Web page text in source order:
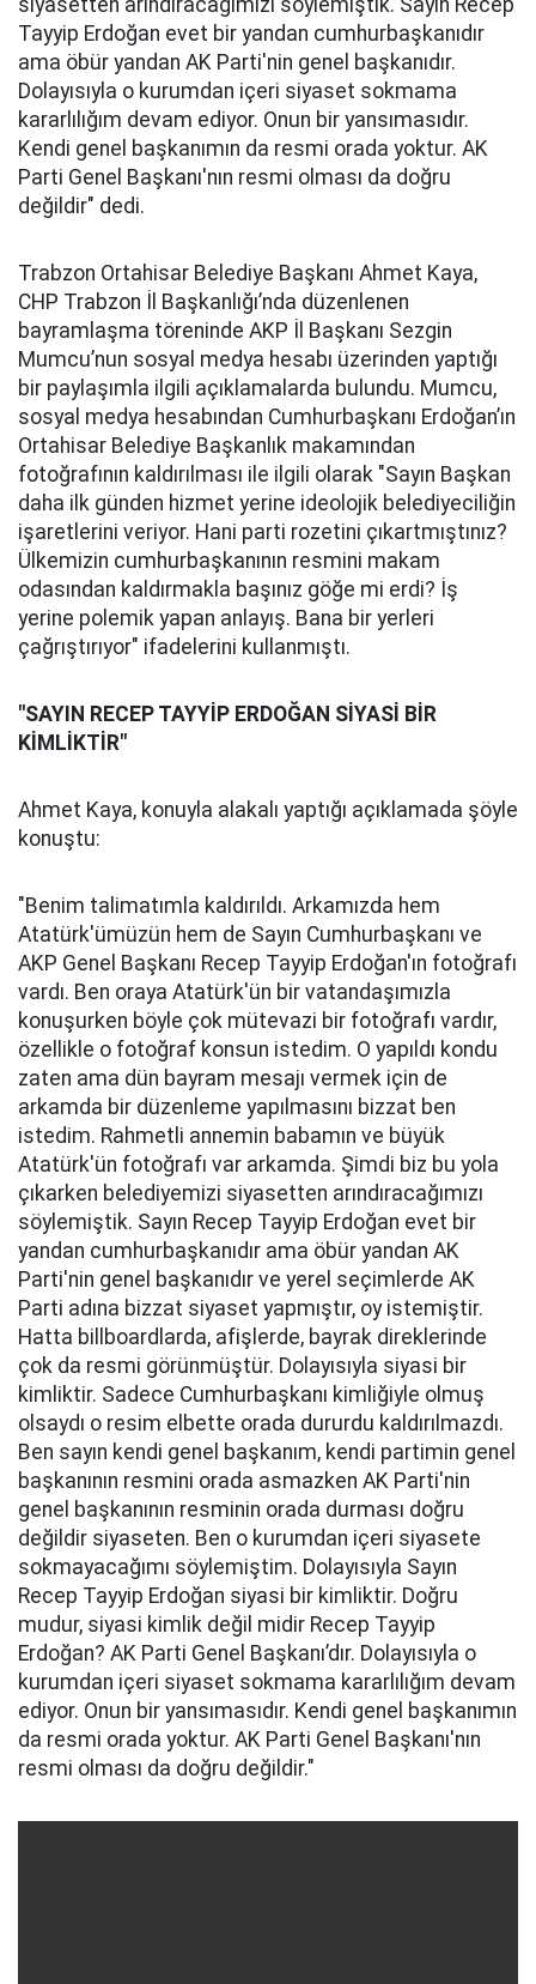
siyasetten arındıracağımızı söylemiştik. Sayın Recep
Tayyip Erdoğan evet bir yandan cumhurbaşkanıdır
ama öbür yandan AK Parti'nin genel başkanıdır.
Dolayısıyla o kurumdan içeri siyaset sokmama
kararlılığım devam ediyor. Onun bir yansımasıdır.
Kendi genel başkanımın da resmi orada yoktur. AK
Parti Genel Başkanı'nın resmi olması da doğru
değildir" dedi.
Trabzon Ortahisar Belediye Başkanı Ahmet Kaya,
CHP Trabzon İl Başkanlığı’nda düzenlenen
bayramlaşma töreninde AKP İl Başkanı Sezgin
Mumcu’nun sosyal medya hesabı üzerinden yaptığı
bir paylaşımla ilgili açıklamalarda bulundu. Mumcu,
sosyal medya hesabından Cumhurbaşkanı Erdoğan’ın
Ortahisar Belediye Başkanlık makamından
fotoğrafının kaldırılması ile ilgili olarak "Sayın Başkan
daha ilk günden hizmet yerine ideolojik belediyeciliğin
işaretlerini veriyor. Hani parti rozetini çıkartmıştınız?
Ülkemizin cumhurbaşkanının resmini makam
odasından kaldırmakla başınız göğe mi erdi? İş
yerine polemik yapan anlayış. Bana bir yerleri
çağrıştırıyor" ifadelerini kullanmıştı.
"SAYIN RECEP TAYYİP ERDOĞAN SİYASİ BİR
KİMLİKTİR"
Ahmet Kaya, konuyla alakalı yaptığı açıklamada şöyle
konuştu:
"Benim talimatımla kaldırıldı. Arkamızda hem
Atatürk'ümüzün hem de Sayın Cumhurbaşkanı ve
AKP Genel Başkanı Recep Tayyip Erdoğan'ın fotoğrafı
vardı. Ben oraya Atatürk'ün bir vatandaşımızla
konuşurken böyle çok mütevazi bir fotoğrafı vardır,
özellikle o fotoğraf konsun istedim. O yapıldı kondu
zaten ama dün bayram mesajı vermek için de
arkamda bir düzenleme yapılmasını bizzat ben
istedim. Rahmetli annemin babamın ve büyük
Atatürk'ün fotoğrafı var arkamda. Şimdi biz bu yola
çıkarken belediyemizi siyasetten arındıracağımızı
söylemiştik. Sayın Recep Tayyip Erdoğan evet bir
yandan cumhurbaşkanıdır ama öbür yandan AK
Parti'nin genel başkanıdır ve yerel seçimlerde AK
Parti adına bizzat siyaset yapmıştır, oy istemiştir.
Hatta billboardlarda, afişlerde, bayrak direklerinde
çok da resmi görünmüştür. Dolayısıyla siyasi bir
kimliktir. Sadece Cumhurbaşkanı kimliğiyle olmuş
olsaydı o resim elbette orada dururdu kaldırılmazdı.
Ben sayın kendi genel başkanım, kendi partimin genel
başkanının resmini orada asmazken AK Parti'nin
genel başkanının resminin orada durması doğru
değildir siyaseten. Ben o kurumdan içeri siyasete
sokmayacağımı söylemiştim. Dolayısıyla Sayın
Recep Tayyip Erdoğan siyasi bir kimliktir. Doğru
mudur, siyasi kimlik değil midir Recep Tayyip
Erdoğan? AK Parti Genel Başkanı’dır. Dolayısıyla o
kurumdan içeri siyaset sokmama kararlılığım devam
ediyor. Onun bir yansımasıdır. Kendi genel başkanımın
da resmi orada yoktur. AK Parti Genel Başkanı'nın
resmi olması da doğru değildir."